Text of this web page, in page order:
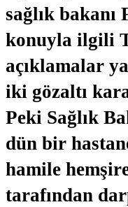
sağlık
konuyla ilgili
açıklamalar
iki gözaltı
Peki Sağlık
dün bir
hamile
tarafından